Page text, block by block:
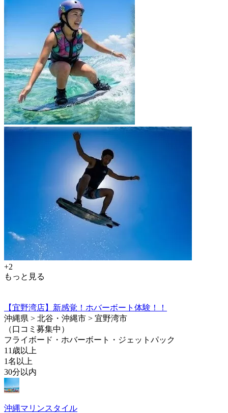
+2
もっと見る
【宜野湾店】新感覚！ホバーボート体験！！
沖縄県 > 北谷・沖縄市 > 宜野湾市
（口コミ募集中）
フライボード・ホバーボート・ジェットパック
11歳以上
1名以上
30分以内
沖縄マリンスタイル